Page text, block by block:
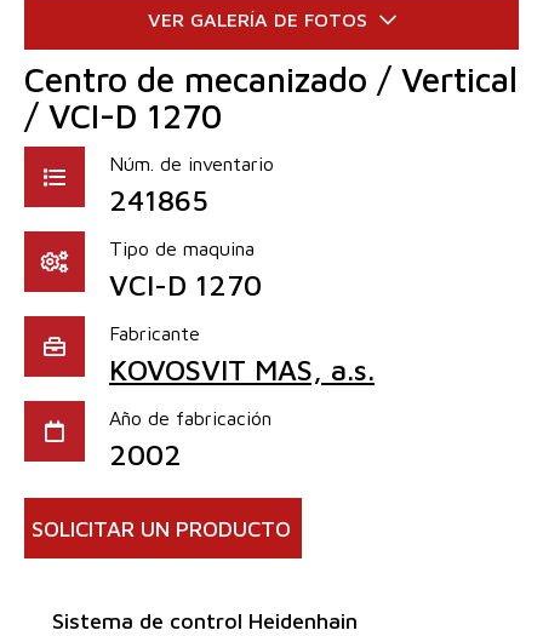
Centro de mecanizado / Vertical
/ VCI-D 1270
Núm. de inventario
241865
Tipo de maquina
VCI-D 1270
Fabricante
KOVOSVIT MAS, a.s.
Año de fabricación
2002
SOLICITAR UN PRODUCTO
Sistema de control Heidenhain